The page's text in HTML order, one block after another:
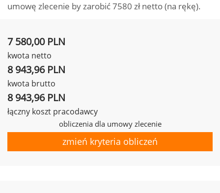
umowę zlecenie by zarobić 7580 zł netto (na rękę).
7 580,00 PLN
kwota netto
8 943,96 PLN
kwota brutto
8 943,96 PLN
łączny koszt pracodawcy
obliczenia dla umowy zlecenie
zmień kryteria obliczeń